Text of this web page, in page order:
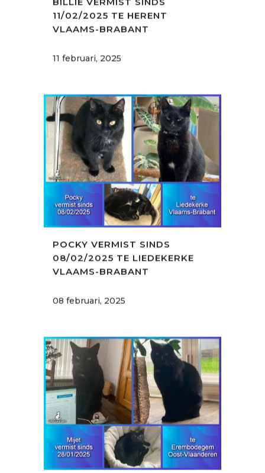
11/02/2025 TE HERENT
VLAAMS-BRABANT
11 februari, 2025
POCKY VERMIST SINDS
08/02/2025 TE LIEDEKERKE
VLAAMS-BRABANT
08 februari, 2025